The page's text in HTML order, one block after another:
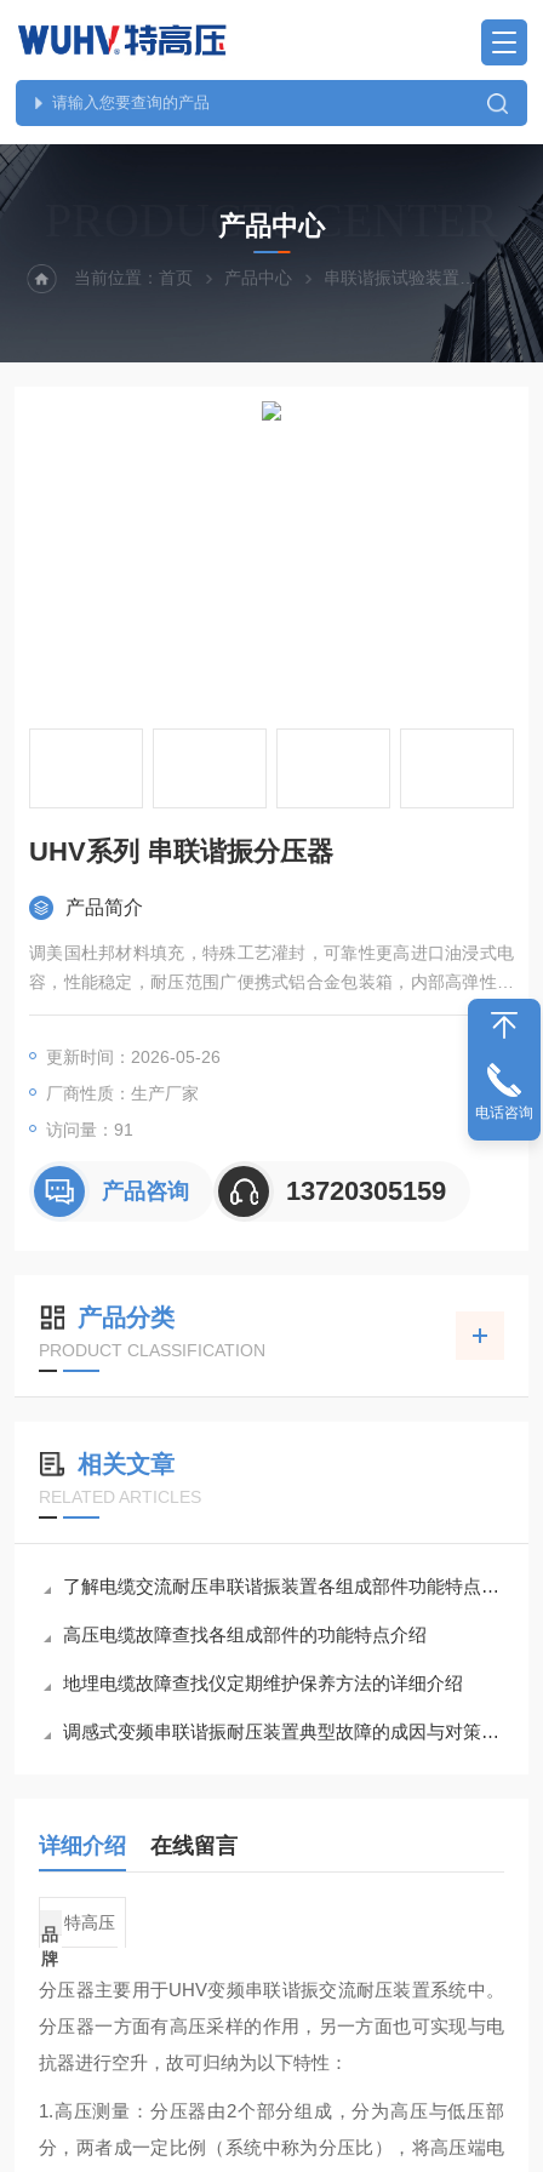
PRODUCTS CENTER
产品中心
当前位置：首页 产品中心 串联谐振试验装置 UHV
UHV系列 串联谐振分压器
产品简介
调美国杜邦材料填充，特殊工艺灌封，可靠性更高进口油浸式电
容，性能稳定，耐压范围广便携式铝合金包装箱，内部高弹性抗
压造型泡沫固定
更新时间：2026-05-26
厂商性质：生产厂家
访问量：91
产品咨询 13720305159
产品分类
PRODUCT CLASSIFICATION
相关文章
RELATED ARTICLES
了解电缆交流耐压串联谐振装置各组成部件功能特点才能更好的使用它
高压电缆故障查找各组成部件的功能特点介绍
地埋电缆故障查找仪定期维护保养方法的详细介绍
调感式变频串联谐振耐压装置典型故障的成因与对策分享
详细介绍 在线留言
品
牌
特高压
分压器主要用于UHV变频串联谐振交流耐压装置系统中。
分压器一方面有高压采样的作用，另一方面也可实现与电
抗器进行空升，故可归纳为以下特性：
1.高压测量：分压器由2个部分组成，分为高压与低压部
分，两者成一定比例（系统中称为分压比），将高压端电
电话咨询